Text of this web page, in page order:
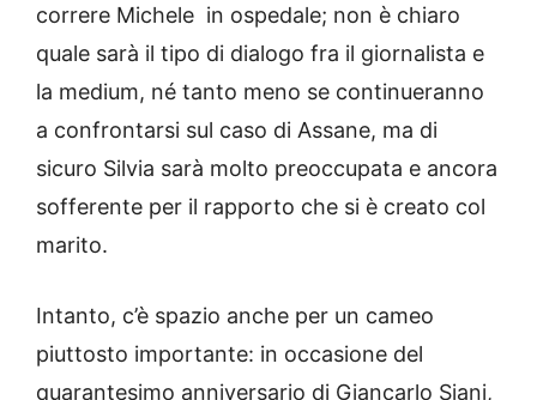
correre Michele in ospedale; non è chiaro
quale sarà il tipo di dialogo fra il giornalista e
la medium, né tanto meno se continueranno
a confrontarsi sul caso di Assane, ma di
sicuro Silvia sarà molto preoccupata e ancora
sofferente per il rapporto che si è creato col
marito.
Intanto, c’è spazio anche per un cameo
piuttosto importante: in occasione del
quarantesimo anniversario di Giancarlo Siani,